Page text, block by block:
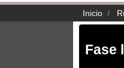
Inicio
Fase